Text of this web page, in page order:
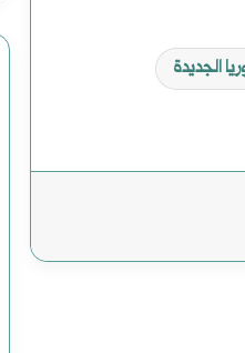
الجديدة